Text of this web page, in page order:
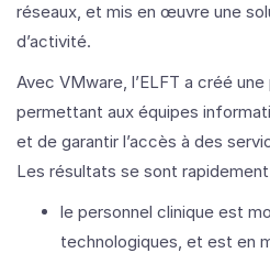
réseaux, et mis en œuvre une
d’activité.
Avec VMware, l’ELFT a créé
permettant aux équipes
et de garantir l’accès à des
Les résultats se sont
le personnel clinique est
technologiques, et est en